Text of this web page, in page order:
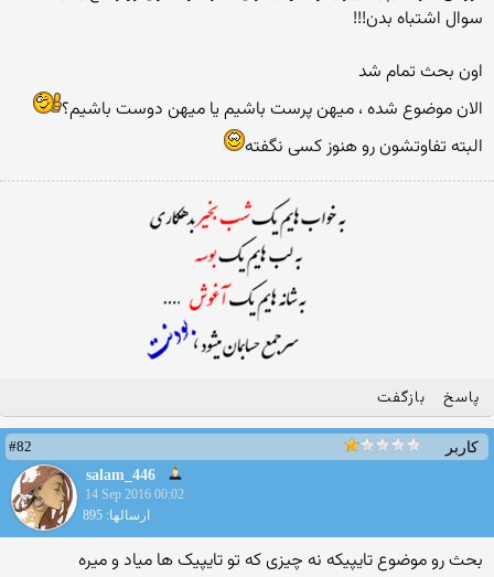
سوال اشتباه بدن!!!
اون بحث تمام شد
الان موضوع شده ، میهن پرست باشیم یا میهن دوست باشیم؟
البته تفاوتشون رو هنوز کسی نگفته
پاسخ بازگفت
کاربر
#82
salam_446
14 Sep 2016 00:02
ارسالها: 895
بحث رو موضوع تایپیکه نه چیزی که تو تایپیک ها میاد و میره